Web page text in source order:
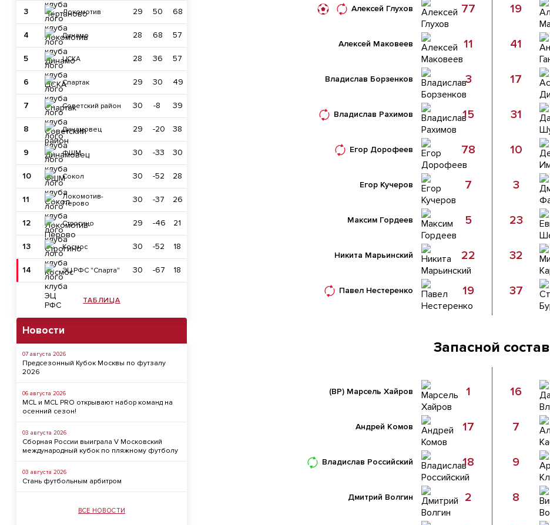
3 Локомотив 29 50 68
4 Динамо 28 68 57
5 ЦСКА 28 36 57
6 Спартак 29 30 49
7 Советский район 30 -8 39
8 Динамовец 29 -20 38
9 ФШМ 30 -33 30
10 Сокол 30 -52 28
11
Локомотив-
Перово
30 -37 26
12 Строгино 29 -46 21
13 Космос 30 -52 18
14 ЭЦ РФС "Спарта" 30 -67 18
ТАБЛИЦА
Новости
07 августа 2026
Предсезонный Кубок Москвы по футзалу
2026
06 августа 2026
MCL и MCL PRO открывают набор команд на
осенний сезон!
03 августа 2026
Сборная России выиграла V Московский
международный кубок по пляжному футболу
03 августа 2026
Стань футбольным арбитром
ВСЕ НОВОСТИ
Алексей Глухов 77
Алексей Маковеев 11
Владислав Борзенков 3
Владислав Рахимов 15
Егор Дорофеев 78
Егор Кучеров 7
Максим Гордеев 5
Никита Марьинский 22
Павел Нестеренко 19
19
41
17
31
10
3
23
32
37
Запасной состав
Марсель Хайров
(ВР) 1
Андрей Комов 17
Владислав Российский 18
Дмитрий Волгин 2
16
7
9
8